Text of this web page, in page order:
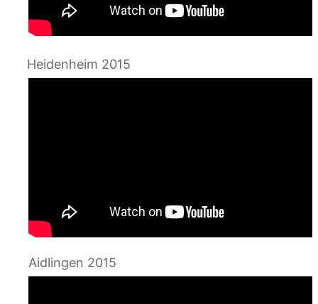
Heidenheim 2015
Aidlingen 2015